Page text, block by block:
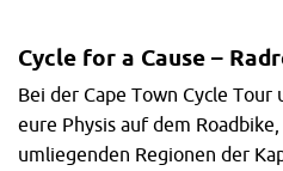
Cycle for a Cause –
Bei der Cape Town Cycle
eure Physis auf dem
umliegenden Regionen der